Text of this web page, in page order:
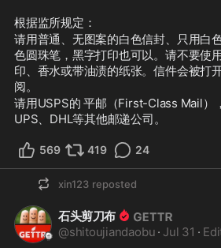
根据监所规定：
请用普通、无图案的白色信封、只用白
色圆珠笔，黑字打印也可以。请不要使
印、香水或带油渍的纸张。信件会被打
阅。
请用USPS的 平邮（First-Class Mail）
UPS、DHL等其他邮递公司。
569 419 24
xin123 reposted
石头剪刀布
@shitoujiandaobu · Jul 31 ·